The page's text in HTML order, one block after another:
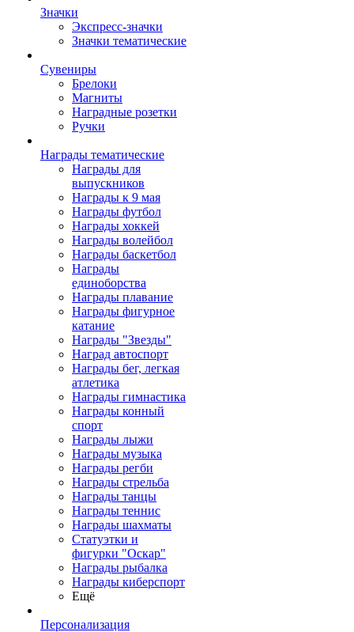
Значки
Экспресс-значки
Значки тематические
Сувениры
Брелоки
Магниты
Наградные розетки
Ручки
Награды тематические
Награды для
выпускников
Награды к 9 мая
Награды футбол
Награды хоккей
Награды волейбол
Награды баскетбол
Награды
единоборства
Награды плавание
Награды фигурное
катание
Награды "Звезды"
Наград автоспорт
Награды бег, легкая
атлетика
Награды гимнастика
Награды конный
спорт
Награды лыжи
Награды музыка
Награды регби
Награды стрельба
Награды танцы
Награды теннис
Награды шахматы
Статуэтки и
фигурки "Оскар"
Награды рыбалка
Награды киберспорт
Ещё
Персонализация